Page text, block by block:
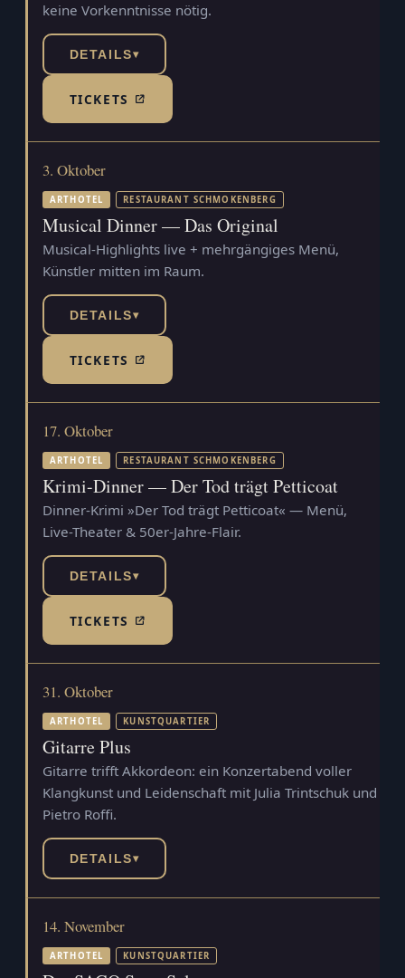
keine Vorkenntnisse nötig.
DETAILS▾
TICKETS(TICKETSHOP, ÖFFNET IN NEUEM TAB)
3. Oktober
ARTHOTEL RESTAURANT SCHMOKENBERG
Musical Dinner — Das Original
Musical-Highlights live + mehrgängiges Menü,
Künstler mitten im Raum.
DETAILS▾
TICKETS(TICKETSHOP, ÖFFNET IN NEUEM TAB)
17. Oktober
ARTHOTEL RESTAURANT SCHMOKENBERG
Krimi-Dinner — Der Tod trägt Petticoat
Dinner-Krimi »Der Tod trägt Petticoat« — Menü,
Live-Theater & 50er-Jahre-Flair.
DETAILS▾
TICKETS(TICKETSHOP, ÖFFNET IN NEUEM TAB)
31. Oktober
ARTHOTEL KUNSTQUARTIER
Gitarre Plus
Gitarre trifft Akkordeon: ein Konzertabend voller
Klangkunst und Leidenschaft mit Julia Trintschuk und
Pietro Roffi.
DETAILS▾
14. November
ARTHOTEL KUNSTQUARTIER